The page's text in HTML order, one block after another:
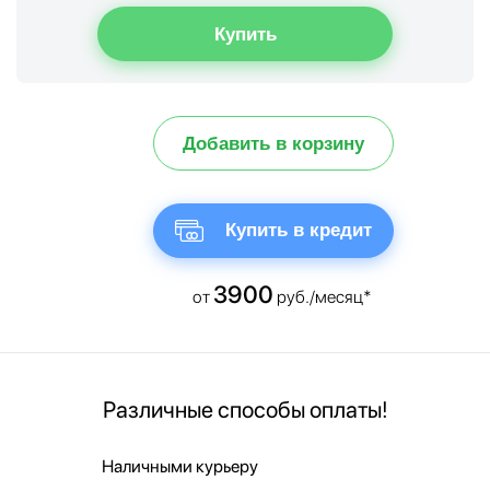
Добавить в корзину
Купить в кредит
от 3900 руб./месяц*
Различные способы оплаты!
Наличными курьеру